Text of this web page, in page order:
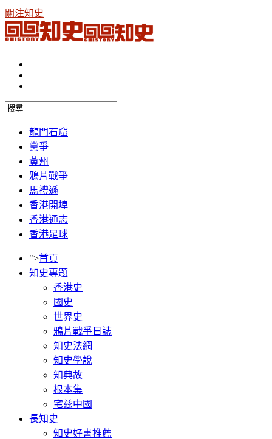
關注知史
龍門石窟
黨爭
黃州
鴉片戰爭
馬禮遜
香港開埠
香港通志
香港足球
">首頁
知史專題
香港史
國史
世界史
鴉片戰爭日誌
知史法網
知史學說
知典故
根本集
宅兹中國
長知史
知史好書推薦